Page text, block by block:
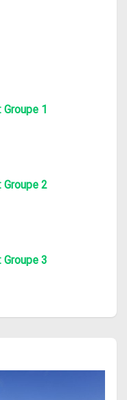
: Groupe 1
: Groupe 2
: Groupe 3